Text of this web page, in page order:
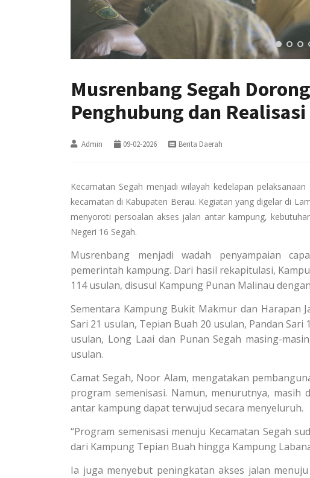
Musrenbang Segah
Penghubung dan Realisasi
Admin 09-02-2026 Berita Daerah
Kecamatan Segah menjadi wilayah kedelapan
kecamatan di Kabupaten Berau. Kegiatan yang digelar di
menyoroti persoalan akses jalan antar kampung,
Negeri 16 Segah.
Musrenbang menjadi wadah penyampaian
pemerintah kampung. Dari hasil rekapitulasi,
114 usulan, disusul Kampung Punan Malinau
Sementara Kampung Bukit Makmur dan Harapan
Sari 21 usulan, Tepian Buah 20 usulan, Pandan
usulan, Long Laai dan Punan Segah masing-
usulan.
Camat Segah, Noor Alam, mengatakan
program semenisasi. Namun, menurutnya,
antar kampung dapat terwujud secara menyeluruh.
“Program semenisasi menuju Kecamatan Segah
dari Kampung Tepian Buah hingga Kampung
Ia juga menyebut peningkatan akses jalan